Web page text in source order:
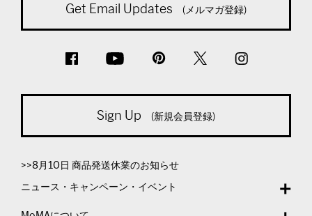
Get Email Updates (メルマガ登録)
Sign Up (新規会員登録)
>>8月10日 商品発送休業のお知らせ
ニュース・キャンペーン・イベント